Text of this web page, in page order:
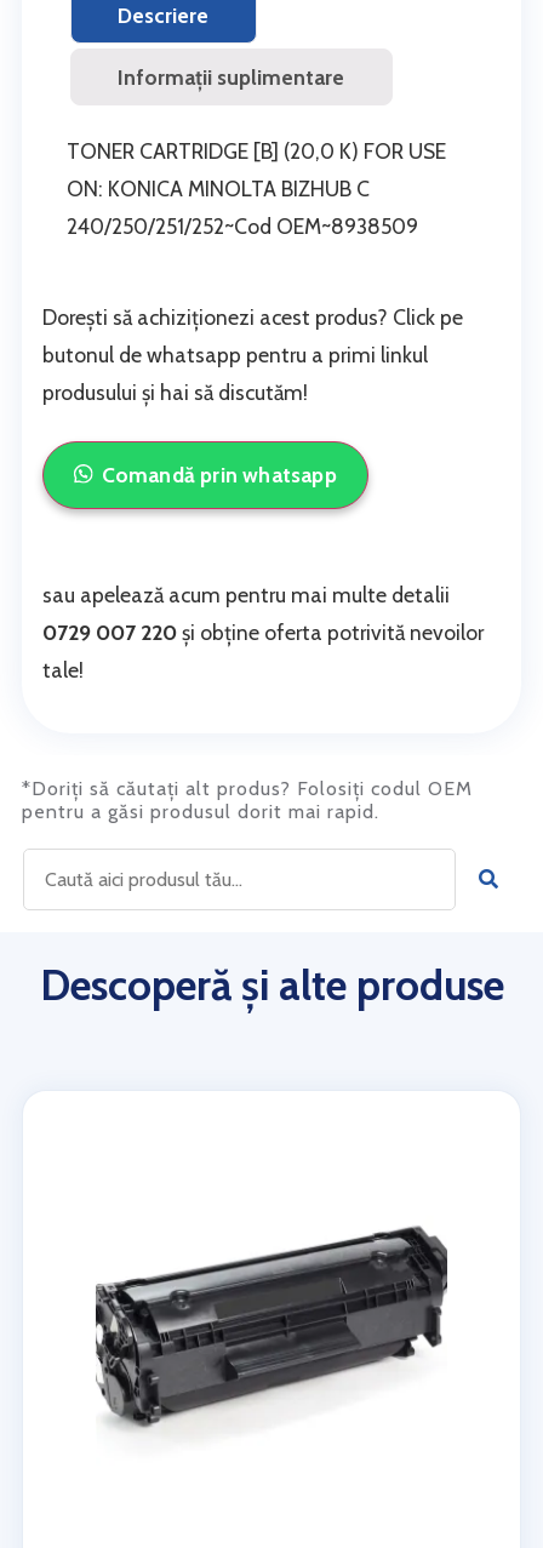
Descriere
Informații suplimentare
TONER CARTRIDGE [B] (20,0 K) FOR USE
ON: KONICA MINOLTA BIZHUB C
240/250/251/252~Cod OEM~8938509
Dorești să achiziționezi acest produs? Click pe
butonul de whatsapp pentru a primi linkul
produsului și hai să discutăm!
Comandă prin whatsapp
sau apelează acum pentru mai multe detalii
0729 007 220și obține oferta potrivită nevoilor
tale!
*Doriți să căutați alt produs? Folosiți codul OEM
pentru a găsi produsul dorit mai rapid.
Descoperă și alte produse